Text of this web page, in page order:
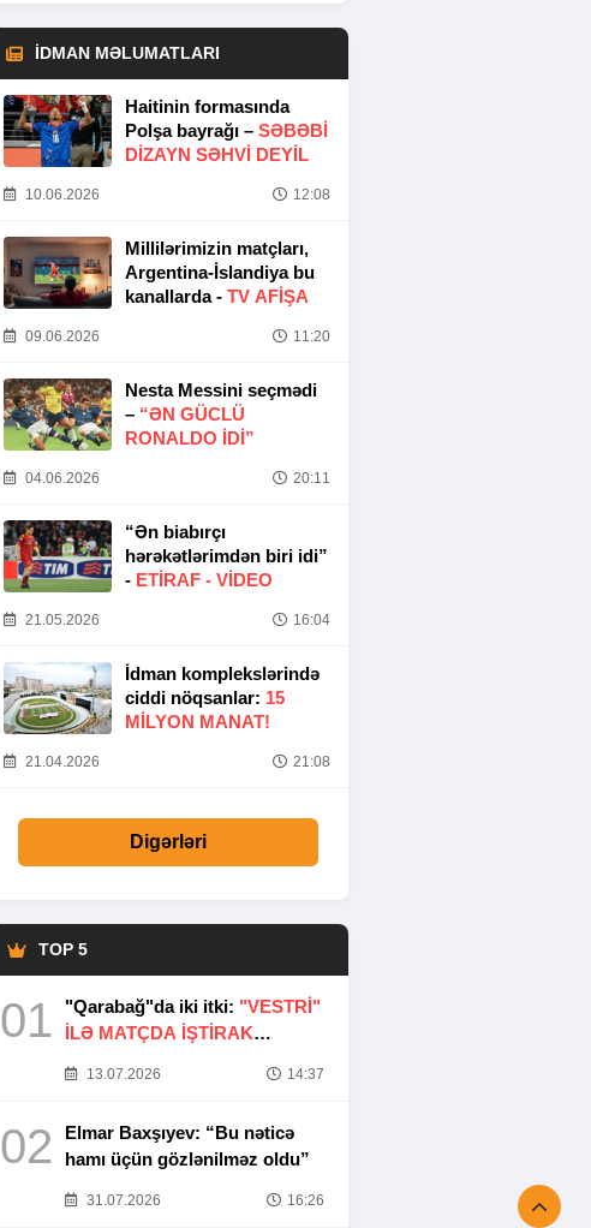
İDMAN MƏLUMATLARI
Haitinin formasında
Polşa bayrağı – SƏBƏBI
DIZAYN SƏHVI DEYIL
10.06.2026 12:08
Millilərimizin matçları,
Argentina-İslandiya bu
kanallarda - TV AFİŞA
09.06.2026 11:20
Nesta Messini seçmədi
– “ƏN GÜCLÜ
RONALDO IDI”
04.06.2026 20:11
“Ən biabırçı
hərəkətlərimdən biri idi”
- ETIRAF - VİDEO
21.05.2026 16:04
İdman komplekslərində
ciddi nöqsanlar: 15
MILYON MANAT!
21.04.2026 21:08
Digərləri
TOP 5
01 "Qarabağ"da iki itki: "VESTRİ"
İLƏ MATÇDA İŞTİRAK
13.07.2026 14:37
02
Elmar Baxşıyev: “Bu nəticə
hamı üçün gözlənilməz oldu”
31.07.2026 16:26